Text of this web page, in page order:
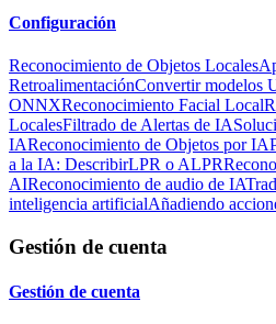
Configuración
Reconocimiento de Objetos Locales
RetroalimentaciónConvertir modelos
ONNXReconocimiento Facial Local
LocalesFiltrado de Alertas de IA
IAReconocimiento de Objetos por IA
a la IA: DescribirLPR o ALPR
AIReconocimiento de audio de IA
inteligencia artificialAñadiendo
Gestión de cuenta
Gestión de cuenta